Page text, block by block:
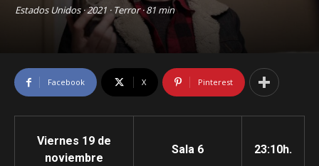
Estados Unidos · 2021 · Terror · 81 min
Facebook X Pinterest
Viernes 19 de
noviembre
Sala 6 23:10h.